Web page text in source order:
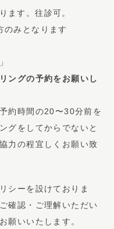
ます。往診可。
みとなります
ングの予約をお願いし
約時間の20〜30分前を
グをしてからでないと
力の程宜しくお願い致
シーを設けておりま
確認・ご理解いただい
願いいたします。